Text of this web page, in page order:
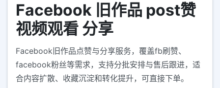
Facebook 旧作品 post赞
视频观看 分享
Facebook旧作品点赞与分享服务，覆盖fb刷赞、
facebook粉丝等需求，支持分批安排与售后跟进，适
合内容扩散、收藏沉淀和转化提升，可直接下单。